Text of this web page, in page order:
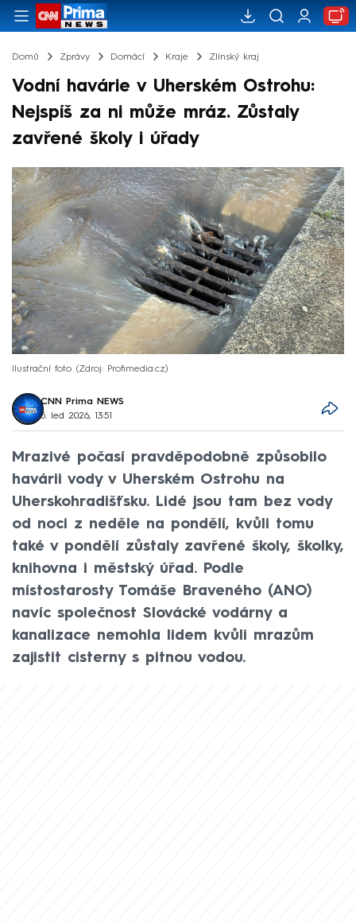
Domů Zprávy Domácí Kraje Zlínský kraj
Vodní havárie v Uherském Ostrohu:
Nejspíš za ni může mráz. Zůstaly
zavřené školy i úřady
Ilustrační foto Zdroj: Profimedia.cz
CNN Prima NEWS
5. led 2026, 13:51
Mrazivé počasí pravděpodobně způsobilo
havárii vody v Uherském Ostrohu na
Uherskohradišťsku. Lidé jsou tam bez vody
od noci z neděle na pondělí, kvůli tomu
také v pondělí zůstaly zavřené školy, školky,
knihovna i městský úřad. Podle
místostarosty Tomáše Braveného (ANO)
navíc společnost Slovácké vodárny a
kanalizace nemohla lidem kvůli mrazům
zajistit cisterny s pitnou vodou.